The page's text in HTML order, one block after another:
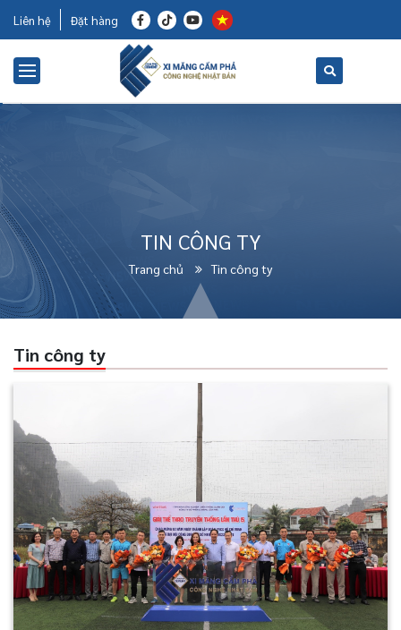
Liên hệ Đặt hàng
TIN CÔNG TY
Trang chủ Tin công ty
Tin công ty